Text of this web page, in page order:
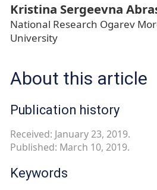
Kristina Sergeevna
National Research Ogarev
University
About this article
Publication history
Received: January 23, 2019.
Published: March 10, 2019.
Keywords